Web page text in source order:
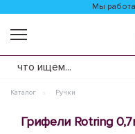
Мы
Каталог Ручки
Грифели Rotring